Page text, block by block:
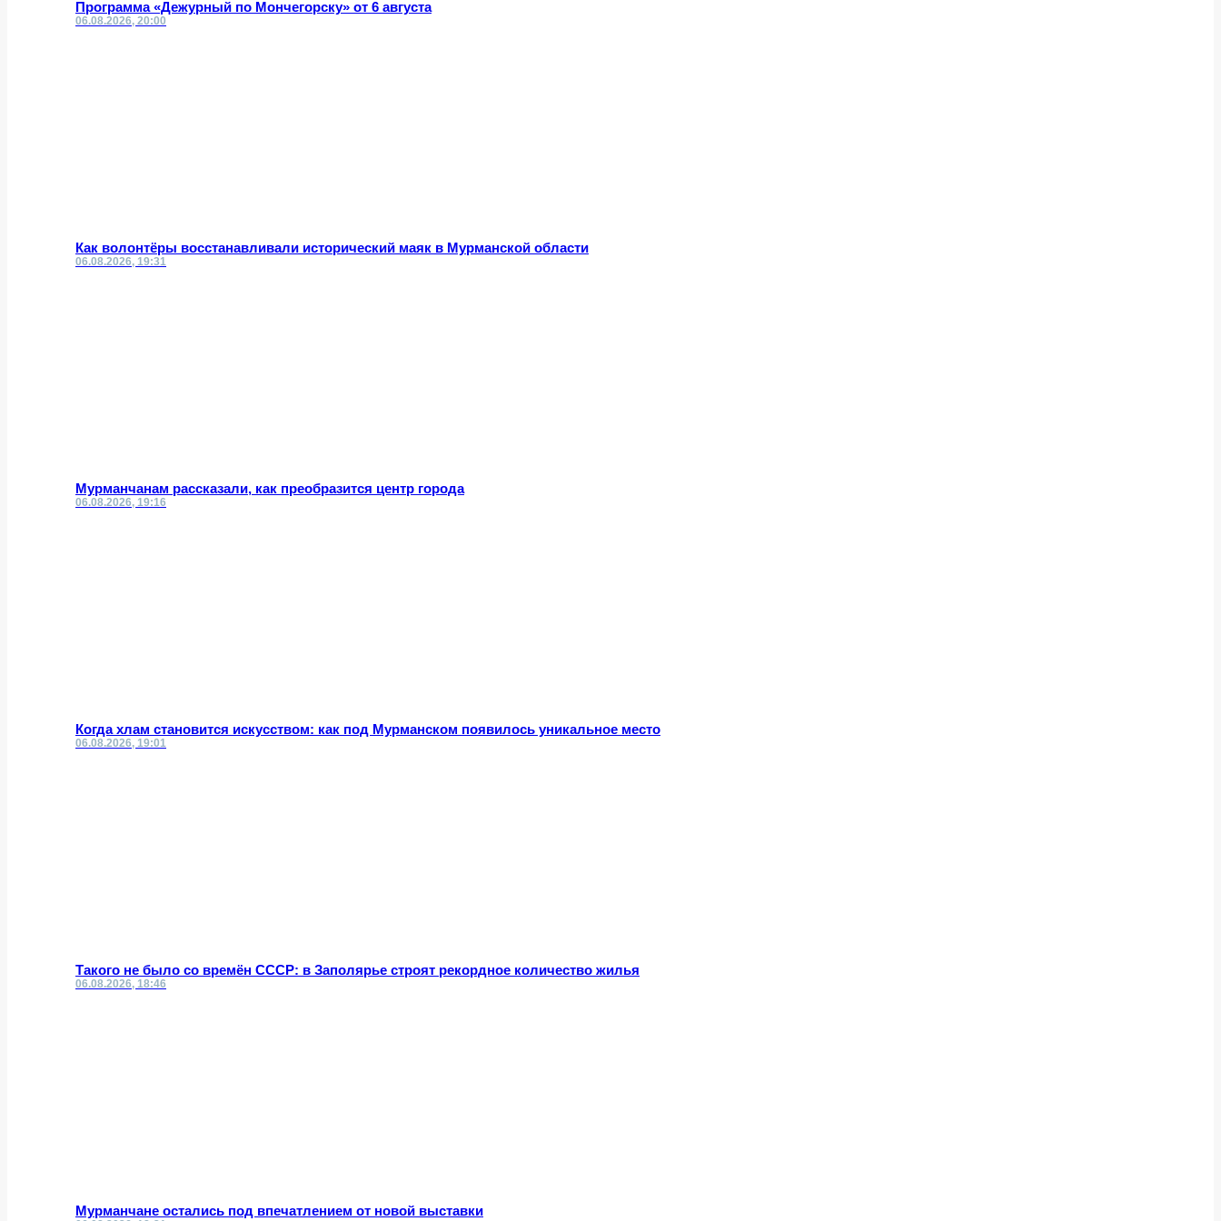
Программа «Дежурный по Мончегорску» от 6 августа
06.08.2026, 20:00
Как волонтёры восстанавливали исторический маяк в Мурманской области
06.08.2026, 19:31
Мурманчанам рассказали, как преобразится центр города
06.08.2026, 19:16
Когда хлам становится искусством: как под Мурманском появилось уникальное место
06.08.2026, 19:01
Такого не было со времён СССР: в Заполярье строят рекордное количество жилья
06.08.2026, 18:46
Мурманчане остались под впечатлением от новой выставки